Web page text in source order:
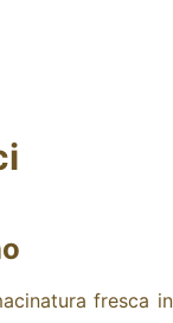
fresca